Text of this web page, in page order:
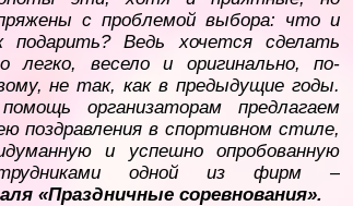
с проблемой выбора: что и
подарить? Ведь хочется сделать
легко, весело и оригинально, по-
не так, как в предыдущие годы.
организаторам предлагаем
поздравления в спортивном стиле,
и успешно опробованную
одной из фирм –
«Праздничные соревнования».